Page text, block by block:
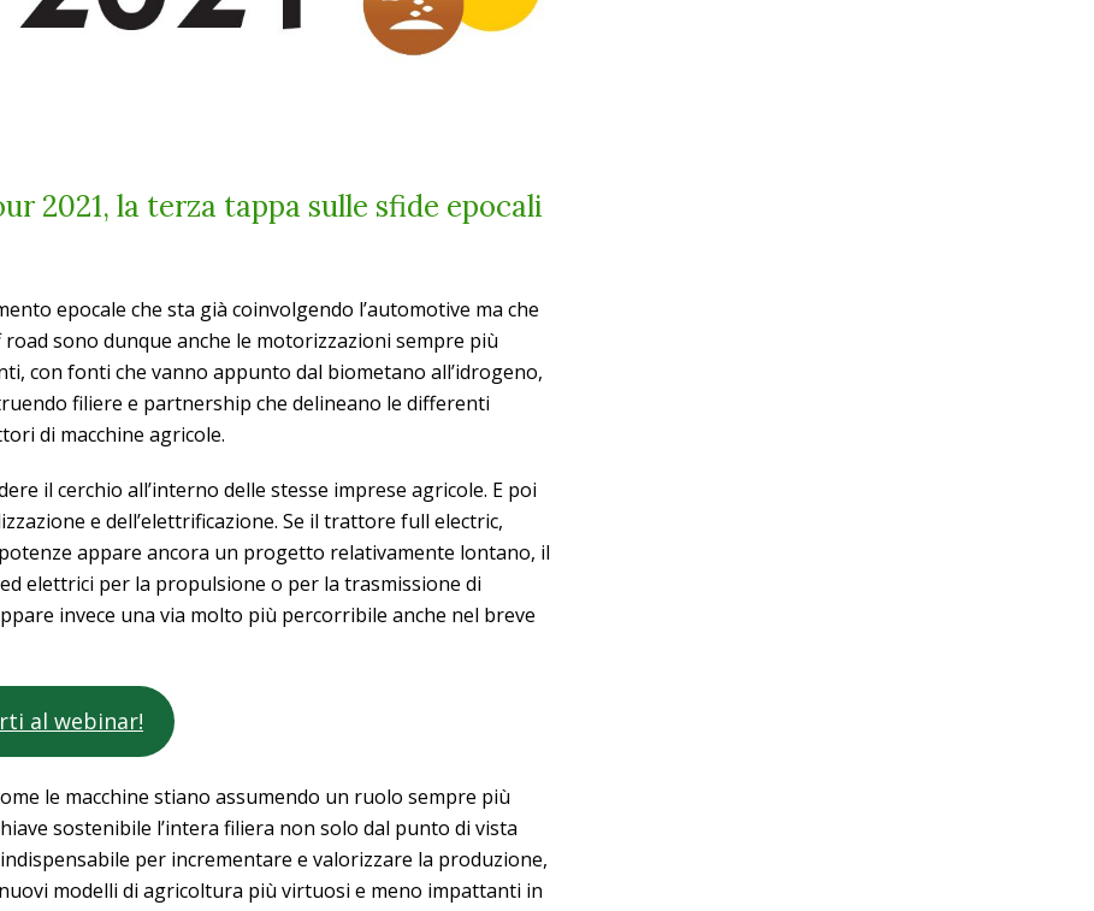
2021, la terza tappa sulle sfide epocali
epocale che sta già coinvolgendo l’automotive ma che
road sono dunque anche le motorizzazioni sempre più
con fonti che vanno appunto dal biometano all’idrogeno,
filiere e partnership che delineano le differenti
di macchine agricole.
il cerchio all’interno delle stesse imprese agricole. E poi
e dell’elettrificazione. Se il trattore full electric,
appare ancora un progetto relativamente lontano, il
elettrici per la propulsione o per la trasmissione di
invece una via molto più percorribile anche nel breve
al webinar!
le macchine stiano assumendo un ruolo sempre più
sostenibile l’intera filiera non solo dal punto di vista
per incrementare e valorizzare la produzione,
modelli di agricoltura più virtuosi e meno impattanti in